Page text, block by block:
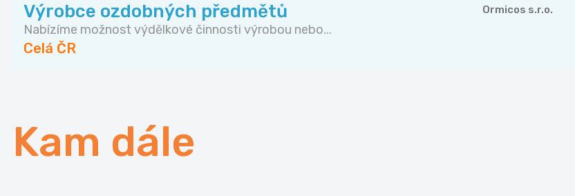
Výrobce ozdobných předmětů
Nabízíme možnost výdělkové činnosti výrobou nebo...
Celá ČR
Ormicos s.r.o.
Kam dále